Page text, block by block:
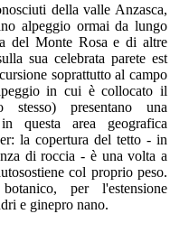
della valle Anzasca,
alpeggio ormai da lungo
del Monte Rosa e di altre
sua celebrata parete est
soprattutto al campo
in cui è collocato il
stesso) presentano una
questa area geografica
la copertura del tetto - in
di roccia - è una volta a
col proprio peso.
per l'estensione
e ginepro nano.